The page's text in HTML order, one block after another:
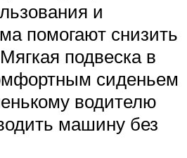
и
помогают снизить
подвеска в
сиденьем
водителю
машину без